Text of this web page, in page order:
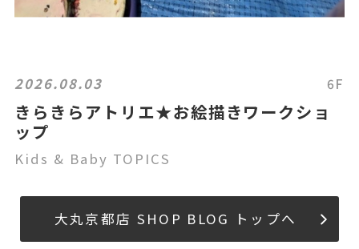
2026.08.03 6F
きらきらアトリエ★お絵描きワークショ
ップ
Kids & Baby TOPICS
大丸京都店 SHOP BLOG トップへ